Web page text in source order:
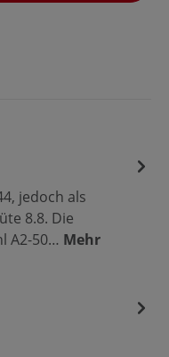
jedoch als
8.8. Die
A2-50… Mehr